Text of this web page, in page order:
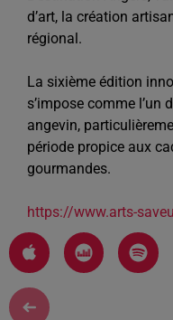
d’art, la création
régional.
La sixième édition
s’impose comme l’un
angevin,
période propice aux
gourmandes.​
https://www.arts-